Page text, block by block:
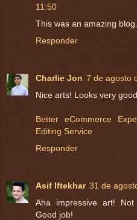
11:50
This was an amazing blog.
Responder
Charlie Jon 7 de agosto
Nice arts! Looks very
Better eCommerce
Editing Service
Responder
Asif Iftekhar 31 de
Aha impressive art!
Good job!